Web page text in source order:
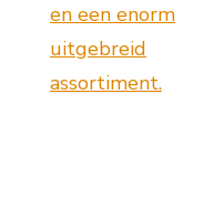
en een enorm
uitgebreid
assortiment.